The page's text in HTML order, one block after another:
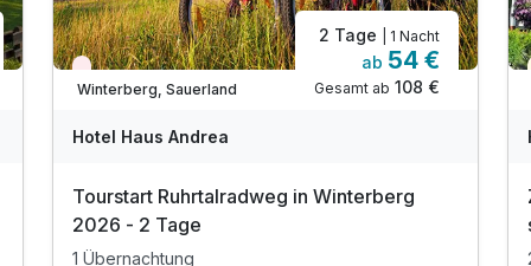
Nur noch Restplätze
Winterberg, Sauerland
2 Tage | 1 Nacht
ab 54 €
Gesamt ab 108 €
Hotel Haus Andrea
Tourstart Ruhrtalradweg in Winterberg
2026 - 2 Tage
1 Übernachtung